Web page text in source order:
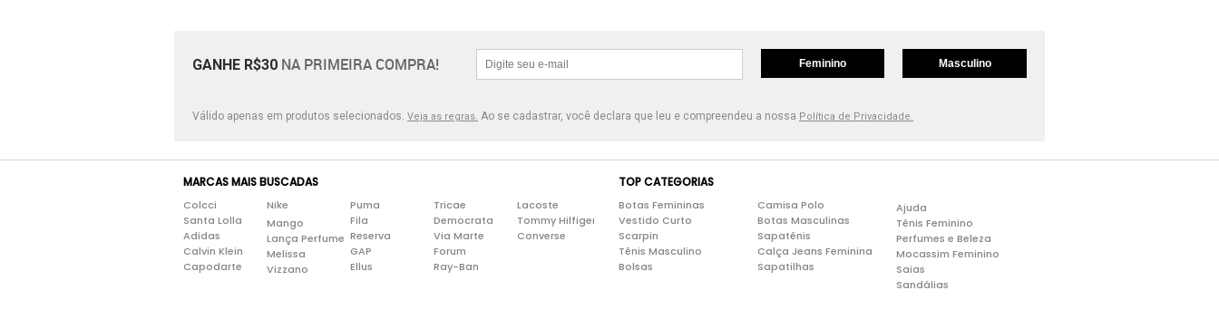
GANHE R$30 NA PRIMEIRA COMPRA! Feminino Masculino
Válido apenas em produtos selecionados. Veja as regras. Ao se cadastrar, você declara que leu e compreendeu a nossa Política de Privacidade.
MARCAS MAIS BUSCADAS
Colcci
Santa Lolla
Adidas
Calvin Klein
Capodarte
Nike
Mango
Lança Perfume
Melissa
Vizzano
Puma
Fila
Reserva
GAP
Ellus
Tricae
Democrata
Via Marte
Forum
Ray-Ban
Lacoste
Tommy Hilfiger
Converse
TOP CATEGORIAS
Botas Femininas
Vestido Curto
Scarpin
Tênis Masculino
Bolsas
Camisa Polo
Botas Masculinas
Sapatênis
Calça Jeans Feminina
Sapatilhas
Ajuda
Tênis Feminino
Perfumes e Beleza
Mocassim Feminino
Saias
Sandálias